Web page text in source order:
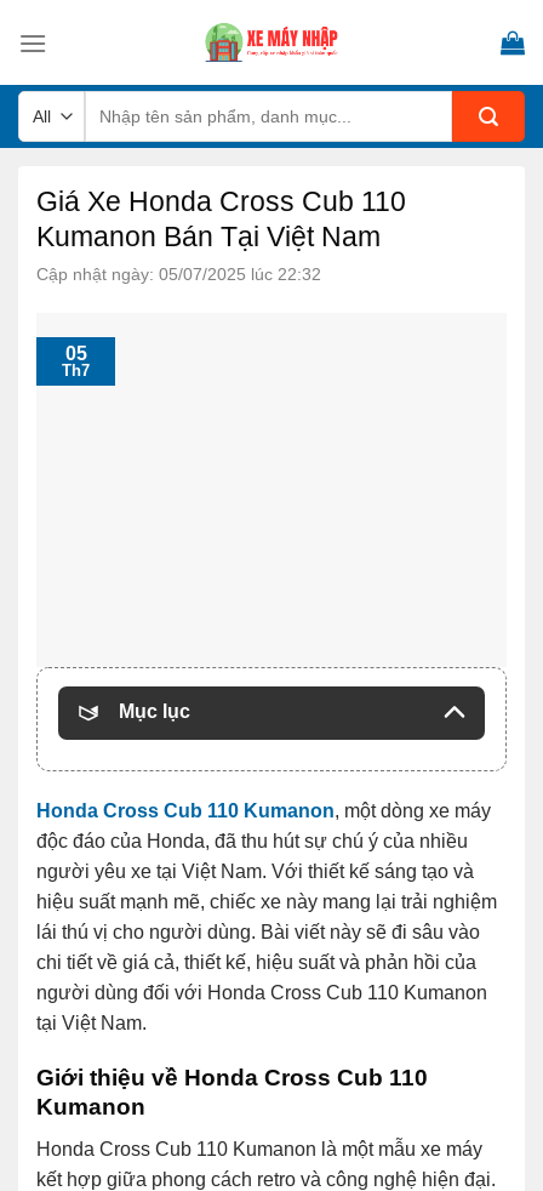
kiếm:
Giá Xe Honda Cross Cub 110
Kumanon Bán Tại Việt Nam
Cập nhật ngày: 05/07/2025 lúc 22:32
05
Th7
Mục lục
Honda Cross Cub 110 Kumanon, một dòng xe máy
độc đáo của Honda, đã thu hút sự chú ý của nhiều
người yêu xe tại Việt Nam. Với thiết kế sáng tạo và
hiệu suất mạnh mẽ, chiếc xe này mang lại trải nghiệm
lái thú vị cho người dùng. Bài viết này sẽ đi sâu vào
chi tiết về giá cả, thiết kế, hiệu suất và phản hồi của
người dùng đối với Honda Cross Cub 110 Kumanon
tại Việt Nam.
Giới thiệu về Honda Cross Cub 110
Kumanon
Honda Cross Cub 110 Kumanon là một mẫu xe máy
kết hợp giữa phong cách retro và công nghệ hiện đại.